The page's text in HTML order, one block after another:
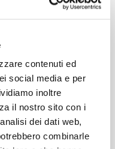
contenuti ed
social media e per
inoltre
il nostro sito con i
dei dati web,
combinarle
legami di vita e
dei
ci sono risposte
a Gesù, e
in loro,
ciascuno. Egli è
“un solo corpo”.